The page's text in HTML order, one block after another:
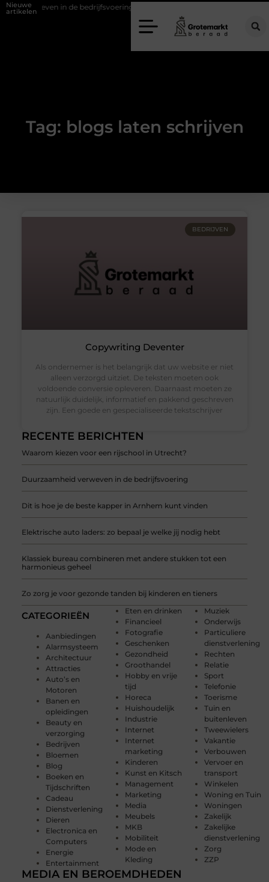
Nieuwe
artikelen
verweven in de bedrijfsvoering
Tag: blogs laten schrijven
RECENTE BERICHTEN
Waarom kiezen voor een rijschool in Utrecht?
Duurzaamheid verweven in de bedrijfsvoering
Dit is hoe je de beste kapper in Arnhem kunt vinden
Elektrische auto laders: zo bepaal je welke jij nodig hebt
Klassiek bureau combineren met andere stukken tot een
harmonieus geheel
Zo zorg je voor gezonde tanden bij kinderen en tieners
CATEGORIEËN
Aanbiedingen
Alarmsysteem
Architectuur
Attracties
Auto’s en
Motoren
Banen en
opleidingen
Beauty en
verzorging
Bedrijven
Bloemen
Blog
Boeken en
Tijdschriften
Cadeau
Dienstverlening
Dieren
Electronica en
Computers
Energie
Entertainment
Eten en drinken
Financieel
Fotografie
Geschenken
Gezondheid
Groothandel
Hobby en vrije
tijd
Horeca
Huishoudelijk
Industrie
Internet
Internet
marketing
Kinderen
Kunst en Kitsch
Management
Marketing
Media
Meubels
MKB
Mobiliteit
Mode en
Kleding
Muziek
Onderwijs
Particuliere
dienstverlening
Rechten
Relatie
Sport
Telefonie
Toerisme
Tuin en
buitenleven
Tweewielers
Vakantie
Verbouwen
Vervoer en
transport
Winkelen
Woning en Tuin
Woningen
Zakelijk
Zakelijke
dienstverlening
Zorg
ZZP
MEDIA EN BEROEMDHEDEN
BEDRIJVEN
Copywriting Deventer
Als ondernemer is het belangrijk dat uw website er niet
alleen verzorgd uitziet. De teksten moeten ook
voldoende conversie opleveren. Daarnaast moeten ze
natuurlijk duidelijk, informatief en pakkend geschreven
zijn. Een goede en gespecialiseerde tekstschrijver